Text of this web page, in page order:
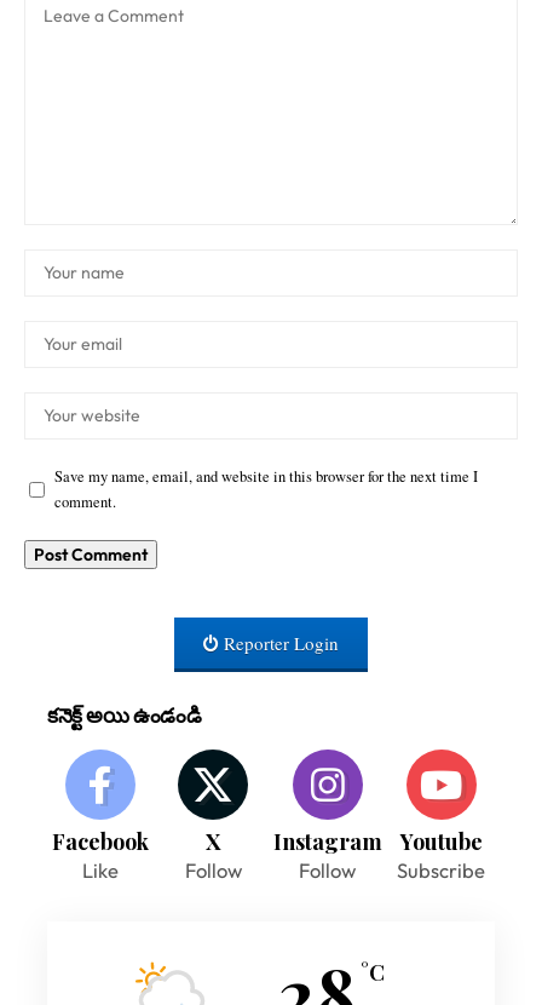
Save my name, email, and website in this browser for the next time I
comment.
Reporter Login
కనెక్ట్ అయి ఉండండి
Facebook
Like
X
Follow
Instagram
Follow
Youtube
Subscribe
°C